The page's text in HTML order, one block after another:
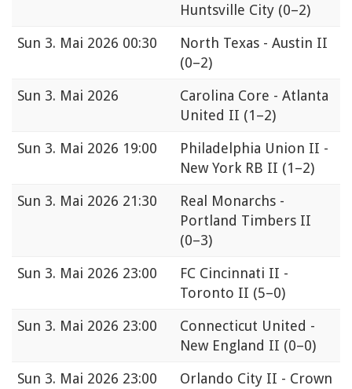
Huntsville City (0–2)
Sun 3. Mai 2026 00:30
North Texas - Austin II
(0–2)
Sun 3. Mai 2026
Carolina Core - Atlanta
United II (1–2)
Sun 3. Mai 2026 19:00
Philadelphia Union II -
New York RB II (1–2)
Sun 3. Mai 2026 21:30
Real Monarchs -
Portland Timbers II
(0–3)
Sun 3. Mai 2026 23:00
FC Cincinnati II -
Toronto II (5–0)
Sun 3. Mai 2026 23:00
Connecticut United -
New England II (0–0)
Sun 3. Mai 2026 23:00
Orlando City II - Crown